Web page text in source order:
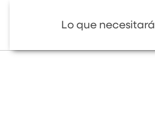
Lo que necesitará